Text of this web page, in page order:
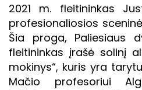
2021 m. fleitininkas
profesionaliosios
Šia proga, Paliesiaus
fleitininkas įrašė solinį
mokinys“, kuris yra
Mačio profesoriui